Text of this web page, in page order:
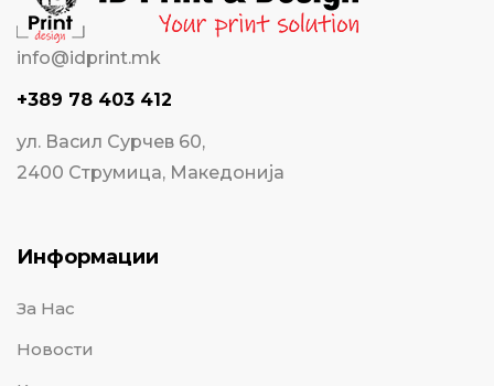
info@idprint.mk
+389 78 403 412
ул. Васил Сурчев 60,
2400 Струмица, Македонија
Информации
За Нас
Новости